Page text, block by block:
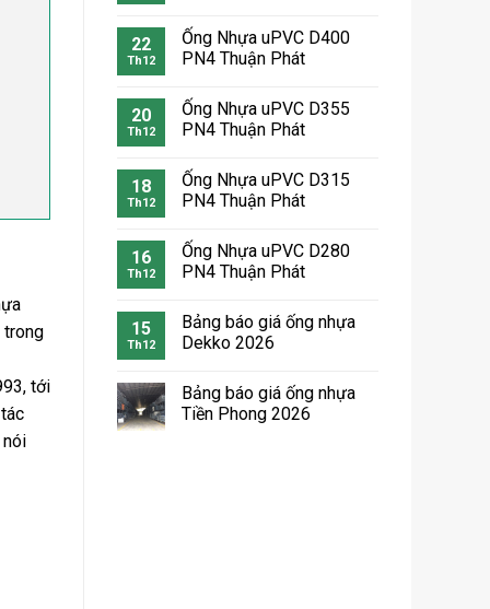
trong
tới
nói
22
Th12
Ống Nhựa uPVC D400
PN4 Thuận Phát
20
Th12
Ống Nhựa uPVC D355
PN4 Thuận Phát
18
Th12
Ống Nhựa uPVC D315
PN4 Thuận Phát
16
Th12
Ống Nhựa uPVC D280
PN4 Thuận Phát
15
Th12
Bảng báo giá ống nhựa
Dekko 2026
Bảng báo giá ống nhựa
Tiền Phong 2026